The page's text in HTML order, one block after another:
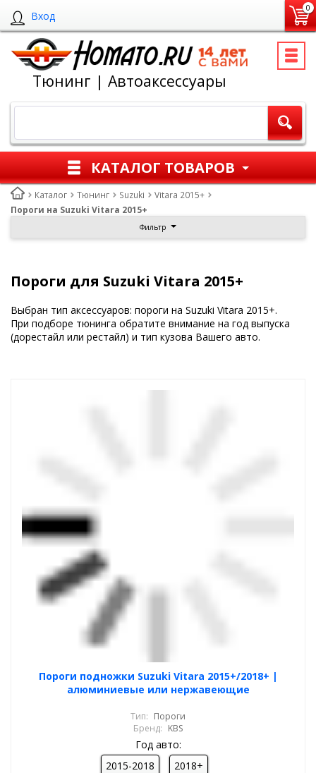
Вход
0
Тюнинг | Автоаксессуары
КАТАЛОГ ТОВАРОВ
Каталог Тюнинг Suzuki
Vitara 2015+
Пороги на Suzuki Vitara 2015+
Фильтр
Пороги для Suzuki Vitara 2015+
Выбран тип аксессуаров: пороги на Suzuki Vitara 2015+.
При подборе тюнинга обратите внимание на год выпуска
(дорестайл или рестайл) и тип кузова Вашего авто.
Пороги подножки Suzuki Vitara 2015+/2018+ |
алюминиевые или нержавеющие
Тип: Пороги
Бренд: KBS
Год авто:
2015-2018
2018+